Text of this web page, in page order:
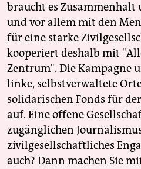
braucht es Zusammenhalt
und vor allem mit den
für eine starke
kooperiert deshalb mit
Zentrum". Die Kampagne
linke, selbstverwaltete
solidarischen Fonds für
auf. Eine offene
zugänglichen
zivilgesellschaftliches
auch? Dann machen Sie